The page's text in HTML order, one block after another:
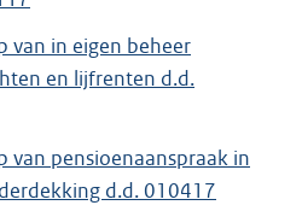
van in eigen beheer
en lijfrenten d.d.
van pensioenaanspraak in
d.d. 010417